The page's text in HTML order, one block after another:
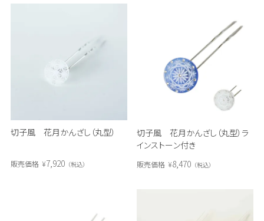
切子風 花月かんざし（丸型）
販売価格 ¥7,920 税込
切子風 花月かんざし（丸型）ラ
インストーン付き
販売価格 ¥8,470 税込